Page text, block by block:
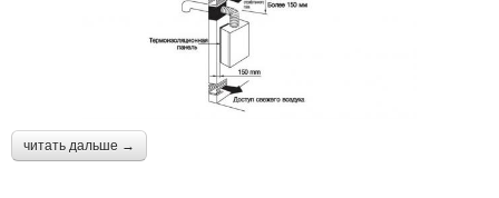
читать дальше →